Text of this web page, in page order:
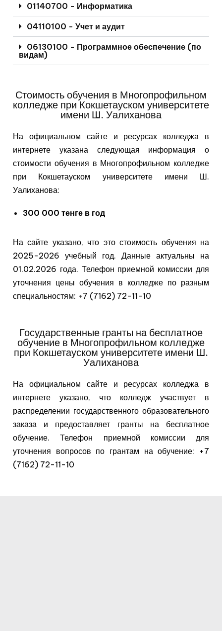
01140700 - Информатика
04110100 - Учет и аудит
06130100 - Программное обеспечение (по
видам)
Стоимость обучения в Многопрофильном
колледже при Кокшетауском университете
имени Ш. Уалиханова
На официальном сайте и ресурсах колледжа в
интернете указана следующая информация о
стоимости обучения в Многопрофильном колледже
при Кокшетауском университете имени Ш.
Уалиханова:
300 000 тенге в год
На сайте указано, что это стоимость обучения на
2025-2026 учебный год. Данные актуальны на
01.02.2026 года. Телефон приемной комиссии для
уточнения цены обучения в колледже по разным
специальностям: +7 (7162) 72-11-10
Государственные гранты на бесплатное
обучение в Многопрофильном колледже
при Кокшетауском университете имени Ш.
Уалиханова
На официальном сайте и ресурсах колледжа в
интернете указано, что колледж участвует в
распределении государственного образовательного
заказа и предоставляет гранты на бесплатное
обучение. Телефон приемной комиссии для
уточнения вопросов по грантам на обучение: +7
(7162) 72-11-10